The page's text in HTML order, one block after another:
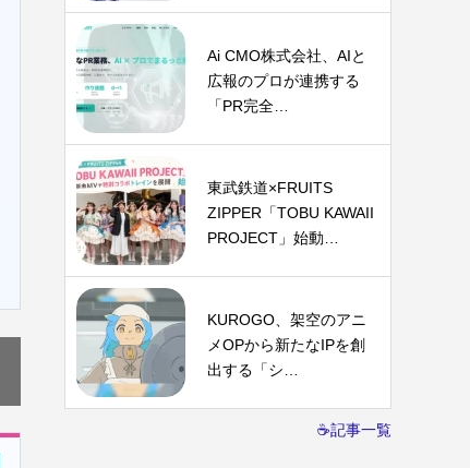
Ai CMO株式会社、AIと
広報のプロが連携する
「PR完全…
東武鉄道×FRUITS
ZIPPER「TOBU KAWAII
PROJECT」始動…
KUROGO、架空のアニ
メOPから新たなIPを創
出する「シ…
☕記事一覧